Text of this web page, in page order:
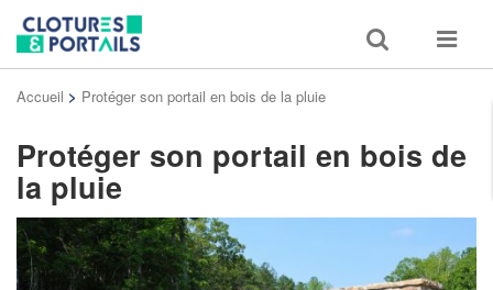
Toggle
search
Toggle
Accueil > Protéger son portail en bois de la pluie
Protéger son portail en bois de
la pluie